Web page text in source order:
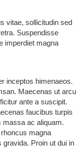
vitae, sollicitudin sed
Suspendisse
imperdiet magna
inceptos himenaeos.
Maecenas ut arcu
ante a suscipit.
faucibus turpis
massa ac aliquam.
magna
Proin ut dui in